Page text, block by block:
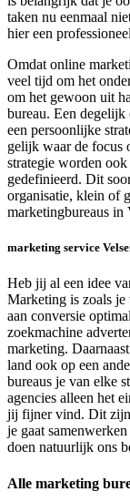
taken nu eenmaal
hier een
Omdat online
veel tijd om het
om het gewoon uit
bureau. Een
een persoonlijke
gelijk waar de focus
strategie worden
gedefinieerd. Dit
organisatie, klein of
marketingbureaus in
marketing service
Heb jij al een idee
Marketing is zoals je
aan conversie
zoekmachine
marketing.
land ook op een
bureaus je van elke
agencies alleen het
jij fijner vind. Dit zijn
je gaat
doen natuurlijk ons
Alle marketing